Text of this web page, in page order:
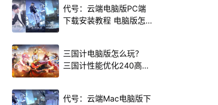
代号：云端电脑版PC端
下载安装教程 电脑版怎
三国计电脑版怎么玩？
三国计性能优化240高帧
代号：云端Mac电脑版下